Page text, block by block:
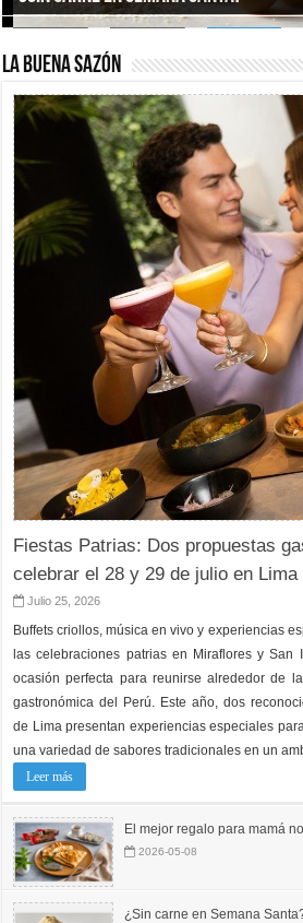
La buena sazón
Fiestas Patrias: Dos propuestas
celebrar el 28 y 29 de julio en Lima
Julio 25, 2026
Buffets criollos, música en vivo y experiencias
las celebraciones patrias en Miraflores y
ocasión perfecta para reunirse alrededor de
gastronómica del Perú. Este año, dos
de Lima presentan experiencias especiales
una variedad de sabores tradicionales en un
Leer más
El mejor regalo para mamá no
2026-05-08
¿Sin carne en Semana